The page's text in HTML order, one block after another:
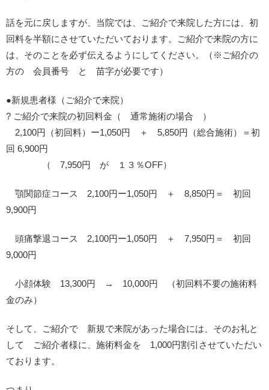
話を元に戻しますが、当院では、ご紹介で来院した方には、初
回料を半額にさせていただいております。ご紹介で来院の方に
は、そのことを必ず伝えるようにしてください。（※ご紹介の
方の 会員番号 と 苗字が必要です）
●新規患者様（ご紹介で来院）
? ご紹介で来院の初回料金（ 通常施術の場合 ）
2,100円（初回料）ー1,050円 ＋ 5,850円（総合施術）＝初
回 6,900円
（ 7,950円 が １３％OFF）
顎関節症コース 2,100円ー1,050円 ＋ 8,850円＝ 初回
9,900円
頭痛撃退コース 2,100円ー1,050円 ＋ 7,950円＝ 初回
9,000円
小顔体験 13,300円 → 10,000円 （初回料不要の施術料
金のみ）
そして、ご紹介で 新規で来院があった場合には、そのお礼と
して ご紹介者様に、施術料金を 1,000円割引させていただい
ております。